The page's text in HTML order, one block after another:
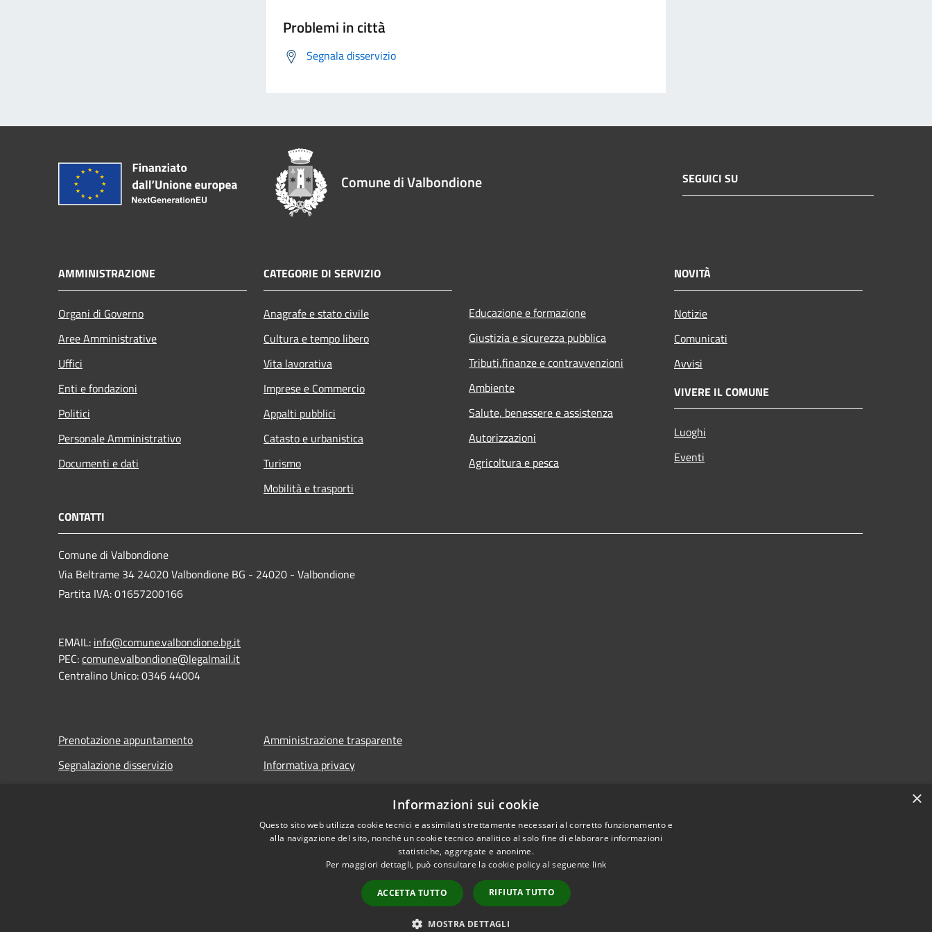
Problemi in città
Segnala disservizio
Comune di Valbondione SEGUICI SU
AMMINISTRAZIONE
Organi di Governo
Aree Amministrative
Uffici
Enti e fondazioni
Politici
Personale Amministrativo
Documenti e dati
CATEGORIE DI SERVIZIO
Anagrafe e stato civile
Cultura e tempo libero
Vita lavorativa
Imprese e Commercio
Appalti pubblici
Catasto e urbanistica
Turismo
Mobilità e trasporti
Educazione e formazione
Giustizia e sicurezza pubblica
Tributi,finanze e contravvenzioni
Ambiente
Salute, benessere e assistenza
Autorizzazioni
Agricoltura e pesca
NOVITÀ
Notizie
Comunicati
Avvisi
VIVERE IL COMUNE
Luoghi
Eventi
CONTATTI
Comune di Valbondione
Via Beltrame 34 24020 Valbondione BG - 24020 - Valbondione
Partita IVA: 01657200166
EMAIL: info@comune.valbondione.bg.it
PEC:comune.valbondione@legalmail.it
Centralino Unico: 0346 44004
Prenotazione appuntamento
Segnalazione disservizio
Amministrazione trasparente
Informativa privacy
Dichiarazione di accessibilità
Copyright © 2026 • Comune di Valbondione • Powered by
×
Informazioni sui cookie
Questo sito web utilizza cookie tecnici e assimilati strettamente necessari al corretto funzionamento e
alla navigazione del sito, nonché un cookie tecnico analitico al solo fine di elaborare informazioni
statistiche, aggregate e anonime.
Per maggiori dettagli, può consultare la cookie policy al seguente link
ACCETTA TUTTO RIFIUTA TUTTO
MOSTRA DETTAGLI